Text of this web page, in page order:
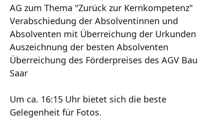
AG zum Thema "Zurück zur Kernkompetenz"
Verabschiedung der Absolventinnen und
Absolventen mit Überreichung der Urkunden
Auszeichnung der besten Absolventen
Überreichung des Förderpreises des AGV Bau
Saar
Um ca. 16:15 Uhr bietet sich die beste
Gelegenheit für Fotos.